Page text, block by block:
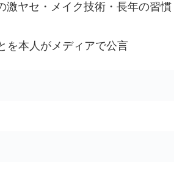
激ヤセ・メイク技術・長年の習慣
を本人がメディアで公言